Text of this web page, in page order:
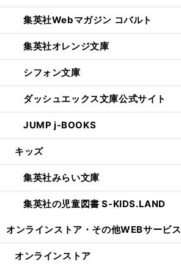
集英社Webマガジン コバルト
集英社オレンジ文庫
シフォン文庫
ダッシュエックス文庫公式サイト
JUMP j-BOOKS
キッズ
集英社みらい文庫
集英社の児童図書 S-KIDS.LAND
オンラインストア・ その他WEBサービス
オンラインストア